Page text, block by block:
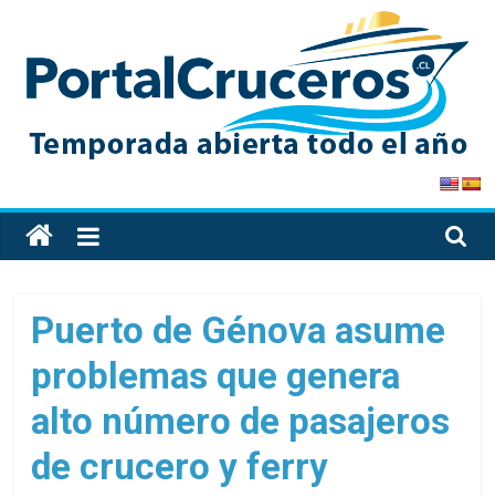
content
PortalCruceros
Toda
la
de
cruceros
en
un
solo
sitio
Puerto de Génova asume
problemas que genera
alto número de pasajeros
de crucero y ferry